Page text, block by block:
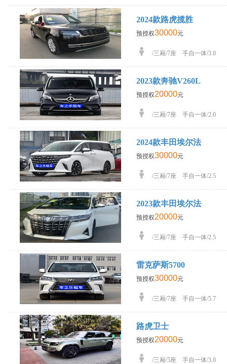
2024款路虎揽胜
预授权30000元
/三厢/7座 手自一体/3.0
2023款奔驰V260L
预授权20000元
/三厢/7座 手自一体/2.0
2024款丰田埃尔法
预授权30000元
/三厢/7座 手自一体/2.5
2023款丰田埃尔法
预授权20000元
/三厢/7座 手自一体/2.5
雷克萨斯5700
预授权30000元
/三厢/7座 手自一体/5.7
路虎卫士
预授权20000元
/三厢/5座 手自一体/3.0